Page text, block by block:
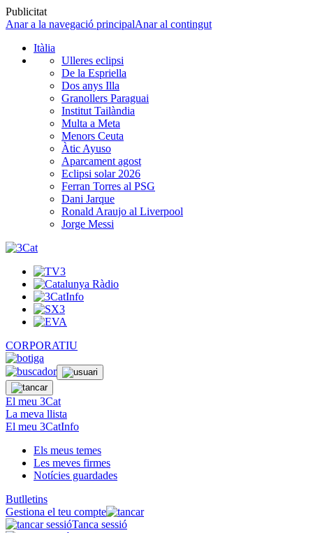
Publicitat
Anar a la navegació principalAnar al contingut
Itàlia
Ulleres eclipsi
De la Espriella
Dos anys Illa
Granollers Paraguai
Institut Tailàndia
Multa a Meta
Menors Ceuta
Àtic Ayuso
Aparcament agost
Eclipsi solar 2026
Ferran Torres al PSG
Dani Jarque
Ronald Araujo al Liverpool
Jorge Messi
CORPORATIU
El meu 3Cat
La meva llista
El meu 3CatInfo
Els meus temes
Les meves firmes
Notícies guardades
Butlletins
Gestiona el teu compte
Tanca sessió